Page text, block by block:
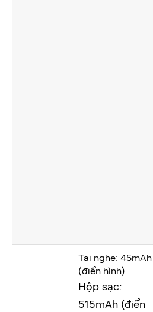
Tai nghe: 45mAh
(điển hình)
Hộp sạc:
515mAh (điển